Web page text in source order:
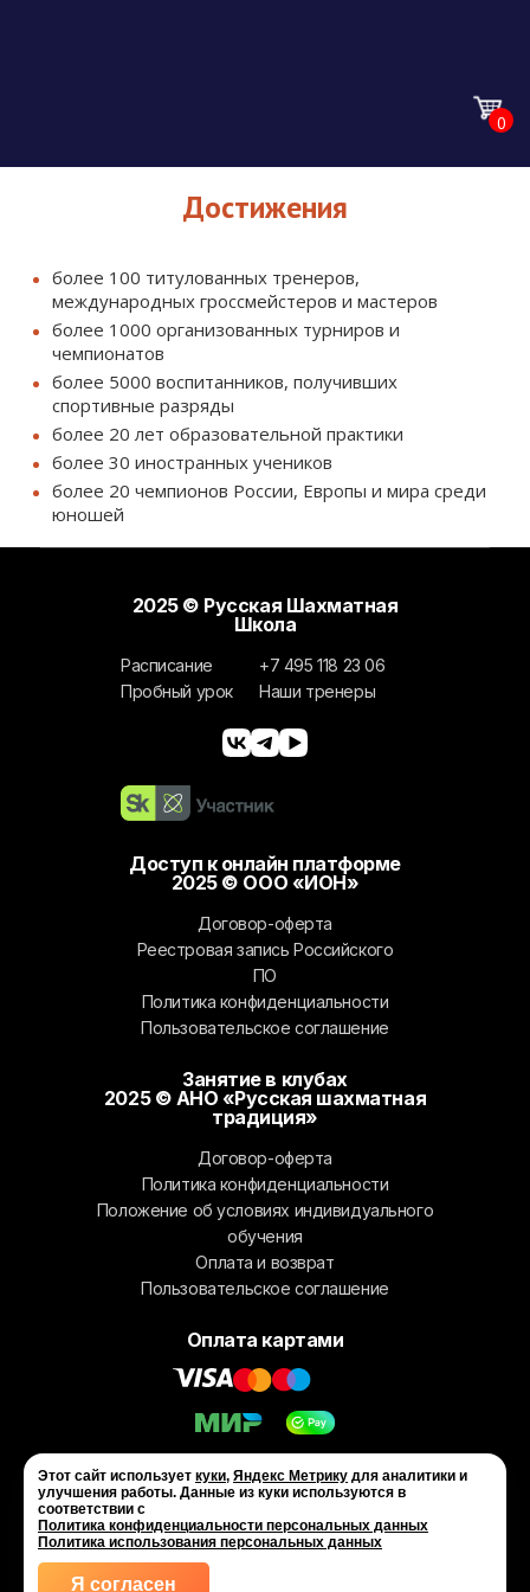
Этот сайт использует куки, Яндекс Метрику для аналитики и
улучшения работы. Данные из куки используются в
соответствии с
Политика конфиденциальности персональных данных
Политика использования персональных данных
Я согласен
0
О ШКОЛЕ
О НАС
НАШИ ТРЕНЕРЫ
КОНТАКТЫ
ПАРТНЕРЫ
ВАКАНСИИ
ОНЛАЙН ОБУЧЕНИЕ
ОБУЧЕНИЕ ДЕТЕЙ
ШАХМАТАМ
ОБУЧЕНИЕ ВЗРОСЛЫХ
ШАХМАТАМ
ДЕТСКИЕ ШАХМАТНЫЕ
СБОРЫ
ОНЛАЙН КУРСЫ
ИНДИВИДУАЛЬНОЕ
ОБУЧЕНИЕ ШАХМАТАМ
КОРПОРАТИВНЫЕ
ТУРНИРЫ И ОБУЧЕНИЕ
КЛУБ
КЛУБНЫЕ КАРТЫ
ТУРНИРЫ
КАЛЕНДАРЬ ТУРНИРОВ
РАПИД
КЛАССИКА / EXTREME
FIDE
ТУРНИРЫ ДЛЯ
ДОШКОЛЬНИКОВ
ОТЧЁТЫ
НОВОСТИ
НОВОСТИ
ПОЛЕЗНАЯ
ИНФОРМАЦИЯ
ОПЛАТЫ
БЛОГ
КЛУБЫ
ЗАДАЧИ
АКЦИИ
Достижения
более 100 титулованных тренеров,
международных гроссмейстеров и мастеров
более 1000организованных турниров и
чемпионатов
более 5000 воспитанников, получивших
спортивные разряды
более 20 лет образовательной практики
более 30 иностранных учеников
более 20 чемпионов России, Европы и мира среди
юношей
2025 © Русская Шахматная
Школа
+7 495 118 23 06
Наши тренеры
Расписание
Пробный урок
Доступ к онлайн платформе
2025 © ООО «ИОН»
Договор-оферта
Реестровая запись Российского
ПО
Политика конфиденциальности
Пользовательское соглашение
Занятие в клубах
2025 © АНО «Русская шахматная
традиция»
Договор-оферта
Политика конфиденциальности
Положение об условиях индивидуального
обучения
Оплата и возврат
Пользовательское соглашение
Оплата картами